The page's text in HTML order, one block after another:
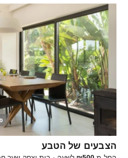
הצבעים של הטבע